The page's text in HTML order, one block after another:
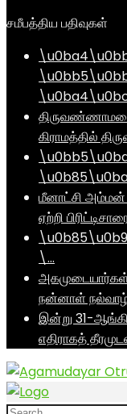
சமீபத்திய பதிவுகள்
கிராமத்தில்
மீனாட்சி அம்மன்
ஏற்றி
\…
நன்னாள்
இன்று 31-
எதிராகத்